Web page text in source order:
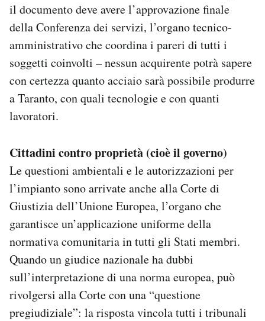
il documento deve avere l’approvazione finale
della Conferenza dei servizi, l’organo tecnico-
amministrativo che coordina i pareri di tutti i
soggetti coinvolti – nessun acquirente potrà sapere
con certezza quanto acciaio sarà possibile produrre
a Taranto, con quali tecnologie e con quanti
lavoratori.
Cittadini contro proprietà (cioè il governo)
Le questioni ambientali e le autorizzazioni per
l’impianto sono arrivate anche alla Corte di
Giustizia dell’Unione Europea, l’organo che
garantisce un’applicazione uniforme della
normativa comunitaria in tutti gli Stati membri.
Quando un giudice nazionale ha dubbi
sull’interpretazione di una norma europea, può
rivolgersi alla Corte con una “questione
pregiudiziale”: la risposta vincola tutti i tribunali